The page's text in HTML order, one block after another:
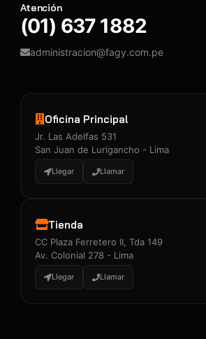
Atención
(01) 637 1882
administracion@fagy.com.pe
Oficina Principal
Jr. Las Adelfas 531
San Juan de Lurigancho - Lima
Llegar Llamar
Tienda
CC Plaza Ferretero II, Tda 149
Av. Colonial 278 - Lima
Llegar Llamar